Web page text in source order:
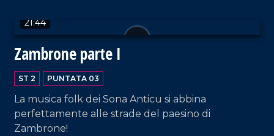
21:44
Zambrone parte I
ST 2 PUNTATA 03
La musica folk dei Sona Anticu si abbina
perfettamente alle strade del paesino di
Zambrone!